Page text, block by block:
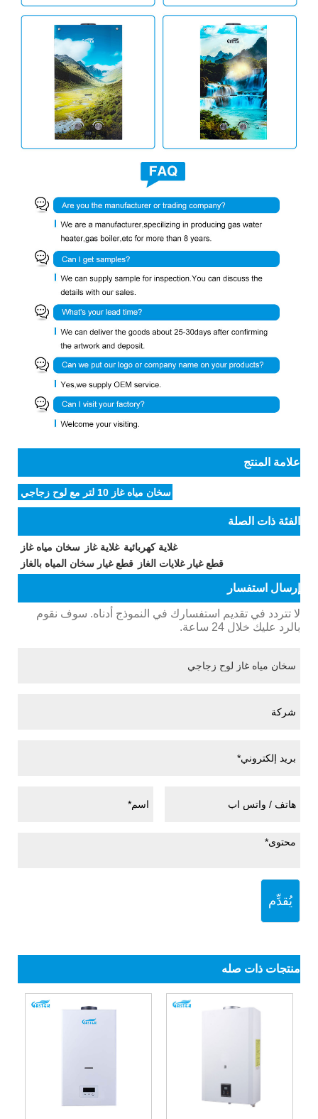
علامة المنتج
سخان مياه غاز 10 لتر مع لوح زجاجي
الفئة ذات الصلة
سخان مياه غاز غلاية غاز غلاية كهربائية
قطع غيار سخان المياه بالغاز
قطع غيار غلايات الغاز
إرسال استفسار
لا تتردد في تقديم استفسارك في النموذج أدناه. سوف نقوم
بالرد عليك خلال 24 ساعة.
يُقدِّم
منتجات ذات صله